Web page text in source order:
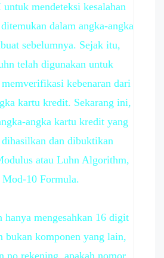
mendeteksi kesalahan
dalam angka-angka
sebelumnya. Sejak itu,
telah digunakan untuk
kebenaran dari
kartu kredit. Sekarang ini,
angka kartu kredit yang
dan dibuktikan
atau Luhn Algorithm,
Mod-10 Formula.
mengesahkan 16 digit
bukan komponen yang lain,
no rekening, apakah nomor